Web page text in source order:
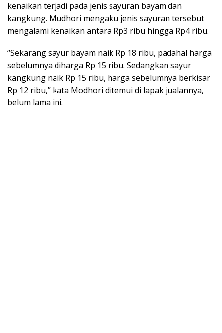
kenaikan terjadi pada jenis sayuran bayam dan
kangkung. Mudhori mengaku jenis sayuran tersebut
mengalami kenaikan antara Rp3 ribu hingga Rp4 ribu.
“Sekarang sayur bayam naik Rp 18 ribu, padahal harga
sebelumnya diharga Rp 15 ribu. Sedangkan sayur
kangkung naik Rp 15 ribu, harga sebelumnya berkisar
Rp 12 ribu,” kata Modhori ditemui di lapak jualannya,
belum lama ini.